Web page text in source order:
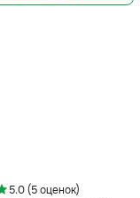
5.0 (5 оценок)